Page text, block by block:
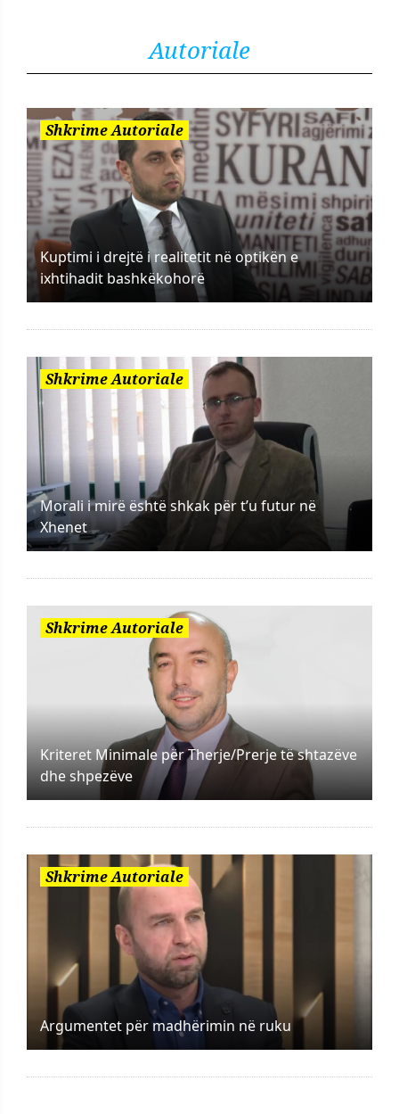
Autoriale
Shkrime Autoriale
Kuptimi i drejtë i realitetit në optikën e
ixhtihadit bashkëkohorë
Shkrime Autoriale
Morali i mirë është shkak për t’u futur në
Xhenet
Shkrime Autoriale
Kriteret Minimale për Therje/Prerje të shtazëve
dhe shpezëve
Shkrime Autoriale
Argumentet për madhërimin në ruku